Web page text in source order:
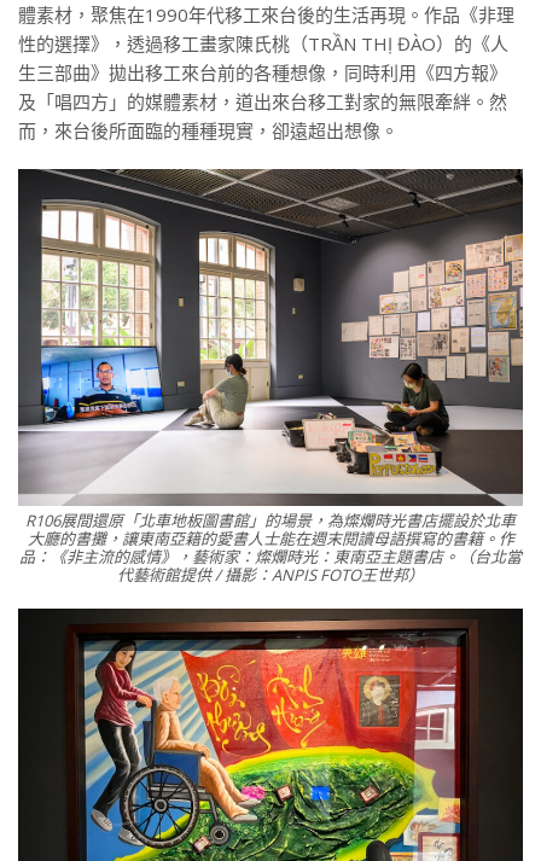
體素材，聚焦在1990年代移工來台後的生活再現。作品《非理
性的選擇》，透過移工畫家陳氏桃（TRẦN THỊ ĐÀO）的《人
生三部曲》拋出移工來台前的各種想像，同時利用《四方報》
及「唱四方」的媒體素材，道出來台移工對家的無限牽絆。然
而，來台後所面臨的種種現實，卻遠超出想像。
R106展間還原「北車地板圖書館」的場景，為燦爛時光書店擺設於北車
大廳的書攤，讓東南亞籍的愛書人士能在週末閱讀母語撰寫的書籍。作
品：《非主流的感情》，藝術家：燦爛時光：東南亞主題書店。（台北當
代藝術館提供 / 攝影：ANPIS FOTO王世邦）